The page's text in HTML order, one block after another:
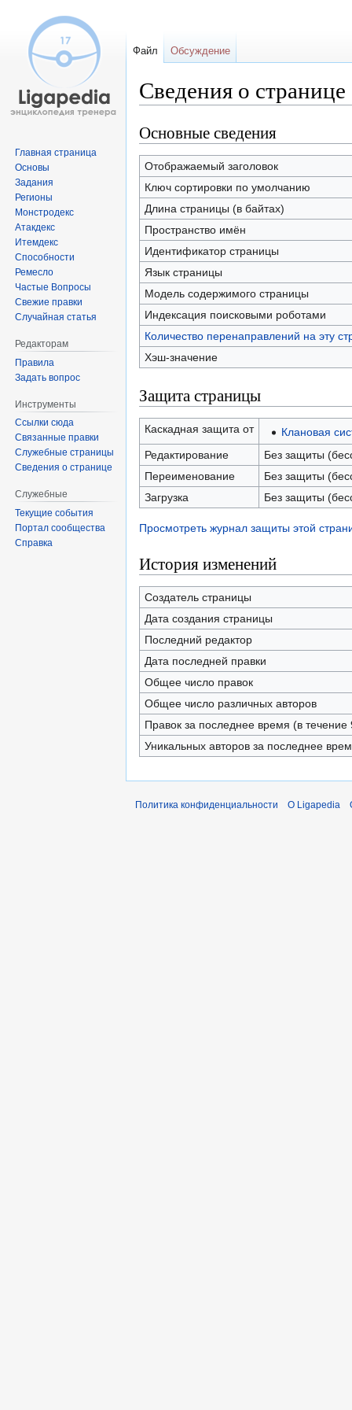
Сведения о
Перейти
к
навигации
Перейти
к
поиску
Основные сведения
Отображаемый заголовок
Ключ сортировки по умолчанию
Длина страницы (в байтах)
Пространство имён
Идентификатор страницы
Язык страницы
Модель содержимого страницы
Индексация поисковыми роботами
Количество перенаправлений на эту
Хэш-значение
Защита страницы
Каскадная защита от
Клановая
Редактирование
Без защиты
Переименование
Без защиты
Загрузка
Без защиты
Просмотреть журнал защиты этой
История изменений
Создатель страницы
Дата создания страницы
Последний редактор
Дата последней правки
Общее число правок
Общее число различных авторов
Правок за последнее время (в течение
Уникальных авторов за последнее
Файл Обсуждение
Главная страница
Основы
Задания
Регионы
Монстродекс
Атакдекс
Итемдекс
Способности
Ремесло
Частые Вопросы
Свежие правки
Случайная статья
Редакторам
Правила
Задать вопрос
Инструменты
Ссылки сюда
Связанные правки
Служебные страницы
Сведения о странице
Служебные
Текущие события
Портал сообщества
Справка
Политика конфиденциальности О Ligapedia